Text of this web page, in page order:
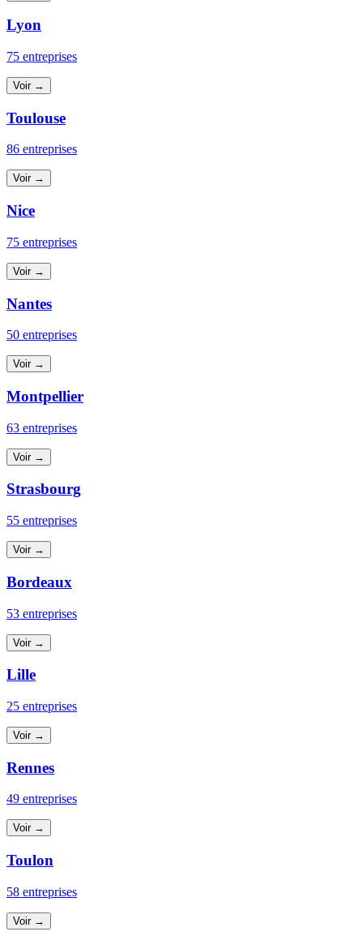
Lyon
75 entreprises
Voir →
Toulouse
86 entreprises
Voir →
Nice
75 entreprises
Voir →
Nantes
50 entreprises
Voir →
Montpellier
63 entreprises
Voir →
Strasbourg
55 entreprises
Voir →
Bordeaux
53 entreprises
Voir →
Lille
25 entreprises
Voir →
Rennes
49 entreprises
Voir →
Toulon
58 entreprises
Voir →